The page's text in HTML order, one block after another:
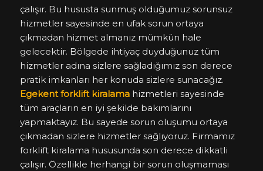
çalışır. Bu hususta sunmuş olduğumuz sorunsuz
hizmetler sayesinde en ufak sorun ortaya
çıkmadan hizmet almanız mümkün hale
gelecektir. Bölgede ihtiyaç duyduğunuz tüm
hizmetler adına sizlere sağladığımız son derece
pratik imkanları her konuda sizlere sunacağız.
Egekent forklift kiralama hizmetleri sayesinde
tüm araçların en iyi şekilde bakımlarını
yapmaktayız. Bu sayede sorun oluşumu ortaya
çıkmadan sizlere hizmetler sağlıyoruz. Firmamız
forklift kiralama hususunda son derece dikkatli
çalışır. Özellikle herhangi bir sorun oluşmaması